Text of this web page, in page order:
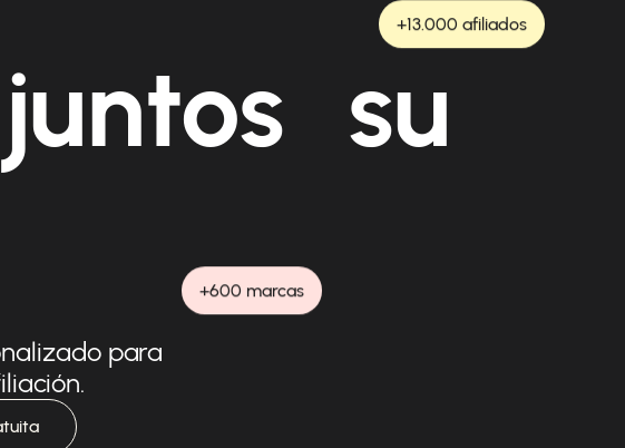
su
+600 marcas
+13.000 afiliados
para